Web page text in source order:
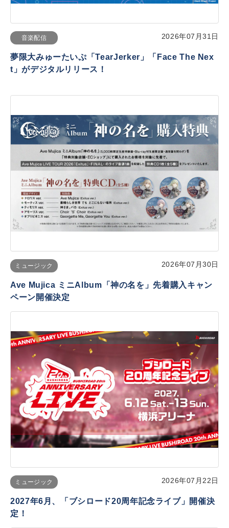
音楽配信 2026年07月31日
夢限大みゅーたいぷ「TearJerker」「Face The Nex
t」がデジタルリリース！
ミュージック 2026年07月30日
Ave Mujica ミニAlbum「神の名を」先着購入キャン
ペーン開催決定
ミュージック 2026年07月22日
2027年6月、「ブシロード20周年記念ライブ」開催決
定！